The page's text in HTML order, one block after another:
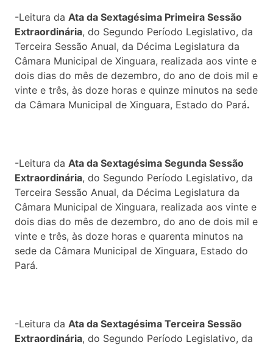
-Leitura da Ata da Sextagésima Primeira Sessão
Extraordinária, do Segundo Período Legislativo, da
Terceira Sessão Anual, da Décima Legislatura da
Câmara Municipal de Xinguara, realizada aos vinte e
dois dias do mês de dezembro, do ano de dois mil e
vinte e três, às doze horas e quinze minutos na sede
da Câmara Municipal de Xinguara, Estado do Pará.
-Leitura da Ata da Sextagésima Segunda Sessão
Extraordinária, do Segundo Período Legislativo, da
Terceira Sessão Anual, da Décima Legislatura da
Câmara Municipal de Xinguara, realizada aos vinte e
dois dias do mês de dezembro, do ano de dois mil e
vinte e três, às doze horas e quarenta minutos na
sede da Câmara Municipal de Xinguara, Estado do
Pará.
-Leitura da Ata da Sextagésima Terceira Sessão
Extraordinária, do Segundo Período Legislativo, da